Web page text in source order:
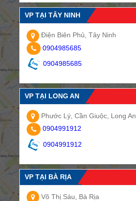
VP TẠI TÂY NINH
Điện Biên Phủ, Tây Ninh
0904985685
0904985685
VP TẠI LONG AN
Phước Lý, Cần Giuộc, Long An
0904991912
0904991912
VP TẠI BÀ RỊA
Võ Thị Sáu, Bà Rịa